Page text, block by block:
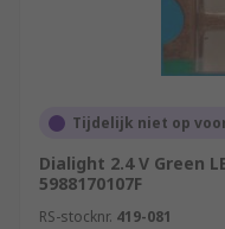
Tijdelijk niet op
Dialight 2.4 V Green
5988170107F
RS-stocknr. 419-081